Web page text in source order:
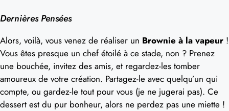
Dernières Pensées
Alors, voilà, vous venez de réaliser un Brownie à la vapeur !
Vous êtes presque un chef étoilé à ce stade, non ? Prenez
une bouchée, invitez des amis, et regardez-les tomber
amoureux de votre création. Partagez-le avec quelqu’un qui
compte, ou gardez-le tout pour vous (je ne jugerai pas). Ce
dessert est du pur bonheur, alors ne perdez pas une miette !